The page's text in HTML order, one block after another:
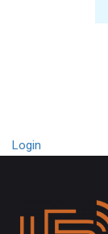
Login